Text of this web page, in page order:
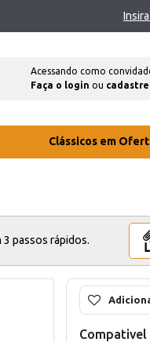
Acessando como
Faça o login ou
Clássicos em
3 passos rápidos.
Compativel